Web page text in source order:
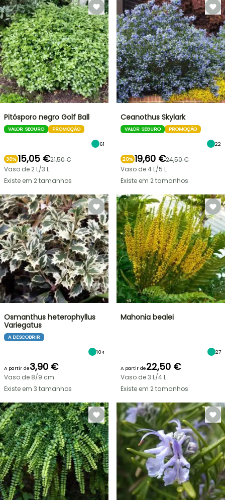
Pitósporo negro Golf Ball
VALOR SEGURO PROMOÇÃO
61
30% 15,05 €21,50 €
Vaso de 2 L/3 L
Existe em 2 tamanhos
Ceanothus Skylark
VALOR SEGURO PROMOÇÃO
22
20% 19,60 €24,50 €
Vaso de 4 L/5 L
Existe em 2 tamanhos
Osmanthus heterophyllus
Variegatus
A DESCOBRIR
104
A partir de3,90 €
Vaso de 8/9 cm
Existe em 3 tamanhos
Mahonia bealei
27
A partir de22,50 €
Vaso de 3 L/4 L
Existe em 2 tamanhos